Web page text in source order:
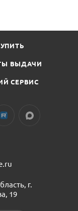
ВЫДАЧИ
СЕРВИС
г.
19